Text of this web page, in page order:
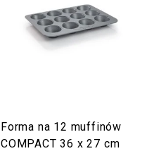
Forma na 12 muffinów
COMPACT 36 x 27 cm